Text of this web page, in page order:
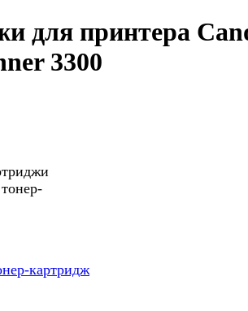
для принтера
3300
картридж